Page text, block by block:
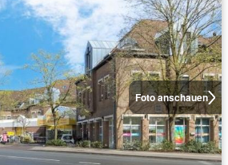
Foto anschauen